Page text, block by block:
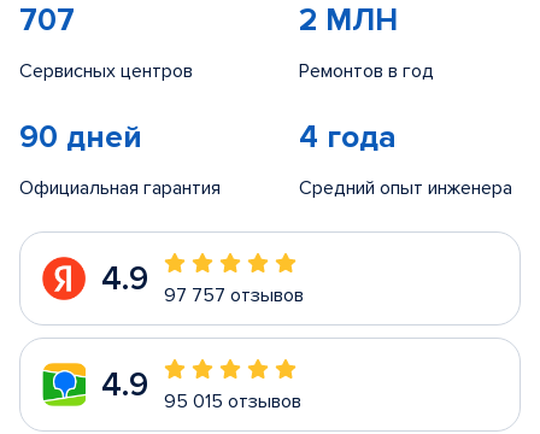
707
Сервисных центров
2 МЛН
Ремонтов в год
90 дней
Официальная гарантия
4 года
Средний опыт инженера
4.9 97 757 отзывов
4.9 95 015 отзывов